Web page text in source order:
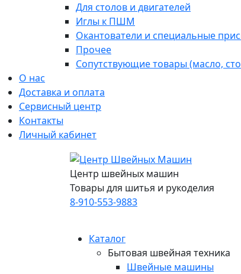
Для столов и двигателей
Иглы к ПШМ
Окантователи и специальные
Прочее
Сопутствующие товары (масло,
О нас
Доставка и оплата
Сервисный центр
Контакты
Личный кабинет
Центр швейных машин
Товары для шитья и рукоделия
8-910-553-9883
Каталог
Бытовая швейная техника
Швейные машины